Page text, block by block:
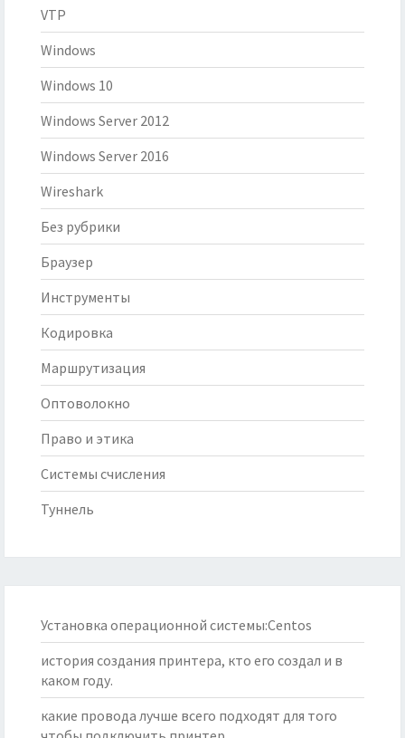
VTP
Windows
Windows 10
Windows Server 2012
Windows Server 2016
Wireshark
Без рубрики
Браузер
Инструменты
Кодировка
Маршрутизация
Оптоволокно
Право и этика
Системы счисления
Туннель
Установка операционной системы:Centos
история создания принтера, кто его создал и в
каком году.
какие провода лучше всего подходят для того